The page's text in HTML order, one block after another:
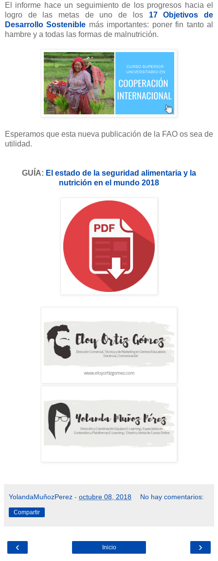
El informe hace un seguimiento de los progresos hacia el
logro de las metas de uno de los 17 Objetivos de
Desarrollo Sostenible más importantes: poner fin tanto al
hambre y a todas las formas de malnutrición.
Esperamos que esta nueva publicación de la FAO os sea de
utilidad.
GUÍA: El estado de la seguridad alimentaria y la
nutrición en el mundo 2018
YolandaMuñozPerez - octubre 08, 2018 No hay comentarios:
Compartir
‹ ›
Inicio